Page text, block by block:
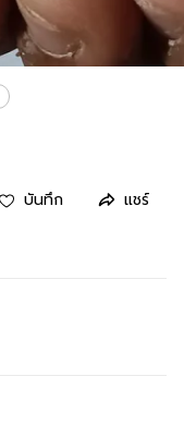
บันทึก แชร์